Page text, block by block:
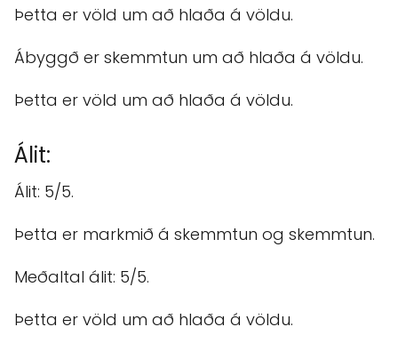
Þetta er völd um að hlaða á völdu.
Ábyggð er skemmtun um að hlaða á völdu.
Þetta er völd um að hlaða á völdu.
Álit:
Álit: 5/5.
Þetta er markmið á skemmtun og skemmtun.
Meðaltal álit: 5/5.
Þetta er völd um að hlaða á völdu.